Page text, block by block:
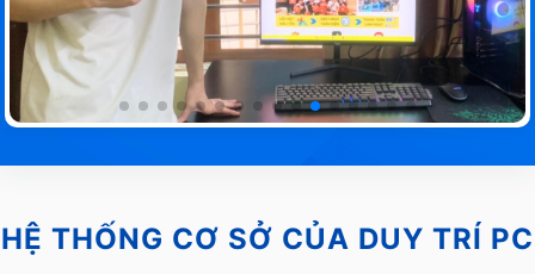
HỆ THỐNG CƠ SỞ CỦA DUY TRÍ PC